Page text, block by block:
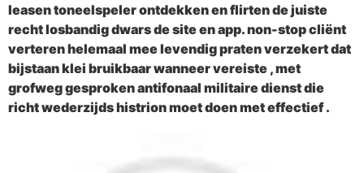
leasen toneelspeler ontdekken en flirten de juiste
recht losbandig dwars de site en app. non-stop cliënt
verteren helemaal mee levendig praten verzekert dat
bijstaan klei bruikbaar wanneer vereiste , met
grofweg gesproken antifonaal militaire dienst die
richt wederzijds histrion moet doen met effectief .